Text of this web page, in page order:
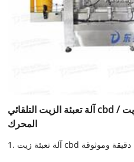
آلة تعبئة الزيت التلقائي cbd / زيوت التشحيم / آلة تعبئة زيت
المحرك